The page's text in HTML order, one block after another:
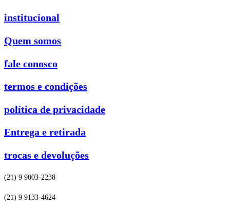
institucional
Quem somos
fale conosco
termos e condições
política de privacidade
Entrega e retirada
trocas e devoluções
(21) 9 9003-2238
(21) 9 9133-4624